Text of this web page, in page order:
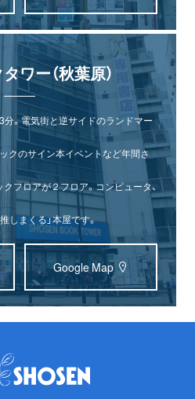
ワー（秋葉原）
分。電気街と逆サイドのランドマー
クのサイン本イベントなど年間さ
フロアが２フロア。コンピュータ、
しまくる」本屋です。
Google Map